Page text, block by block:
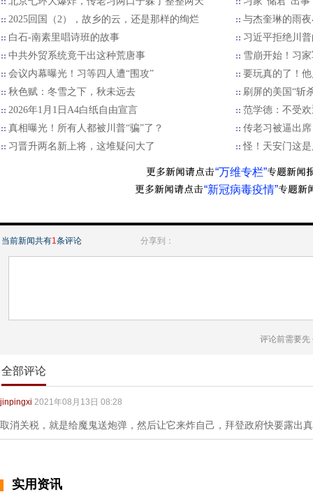
2025回国（2），故乡的云，还是那样的绚烂
与杰奎琳的雨
白石-南素里唱诗班的故事
习近平拒绝川普
中共外贸系统竟干出这种荒唐事
雪崩开始！习
会议内幕曝光！习等四人遭“围攻”
要玩真的了！
秋色赋：冬雪之下，秋未远去
刷屏的美国“斩
2026年1月1日A4白纸自由宣言
范学德：不受
真相曝光！所有人都被川普“骗”了？
传老习被逼出
习晋升两名新上将，这堆疑问大了
怪！天安门这
“万维专栏”
“新冠病毒疫情”
当前新闻共有1条评论 分享到：
评论前需要先
全部评论
jinpingxi 2021年08月13日 08:28
取消关税，就是给魔鬼送炮弹，然后让它来炸自己，拜登政府快要露出
实用资讯